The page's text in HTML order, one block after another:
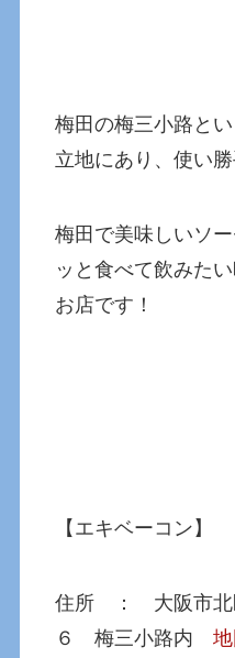
梅田の梅三小路と
立地にあり、使い勝
梅田で美味しいソ
ッと食べて飲みた
お店です！
【エキベーコン】
住所 ： 大阪市北
６ 梅三小路内地